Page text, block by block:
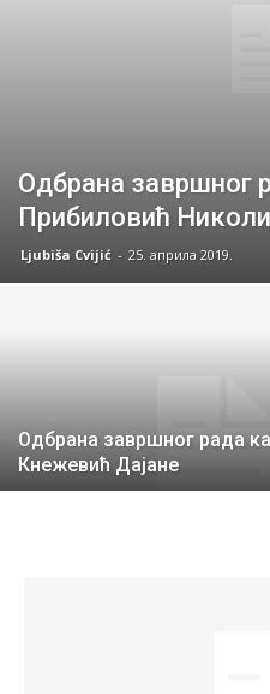
Одбрана завршног
Прибиловић
Ljubiša Cvijić - 25. априла 2019.
Одбрана завршног рада
Кнежевић Дајане